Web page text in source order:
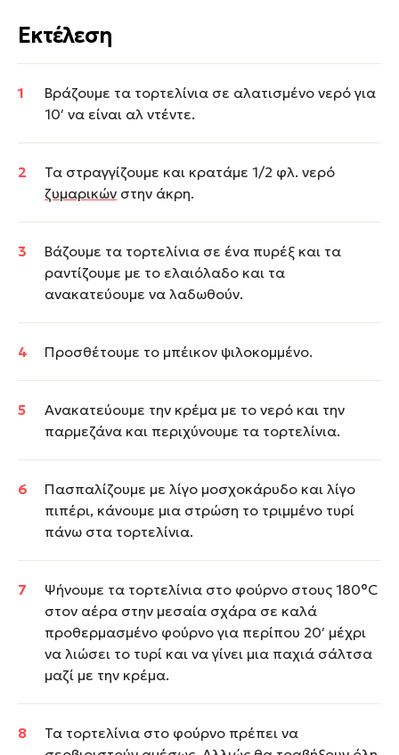
Εκτέλεση
Βράζουμε τα τορτελίνια σε αλατισμένο νερό για
10′ να είναι αλ ντέντε.
Τα στραγγίζουμε και κρατάμε 1/2 φλ. νερό
ζυμαρικών στην άκρη.
Βάζουμε τα τορτελίνια σε ένα πυρέξ και τα
ραντίζουμε με το ελαιόλαδο και τα
ανακατεύουμε να λαδωθούν.
Προσθέτουμε το μπέικον ψιλοκομμένο.
Ανακατεύουμε την κρέμα με το νερό και την
παρμεζάνα και περιχύνουμε τα τορτελίνια.
Πασπαλίζουμε με λίγο μοσχοκάρυδο και λίγο
πιπέρι, κάνουμε μια στρώση το τριμμένο τυρί
πάνω στα τορτελίνια.
Ψήνουμε τα τορτελίνια στο φούρνο στους 180°C
στον αέρα στην μεσαία σχάρα σε καλά
προθερμασμένο φούρνο για περίπου 20′ μέχρι
να λιώσει το τυρί και να γίνει μια παχιά σάλτσα
μαζί με την κρέμα.
Τα τορτελίνια στο φούρνο πρέπει να